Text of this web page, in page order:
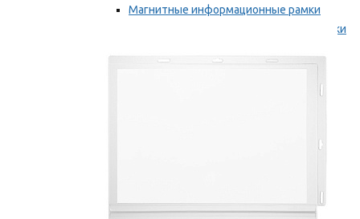
Магнитные информационные рамки
Самоклеящиеся информационные рамки